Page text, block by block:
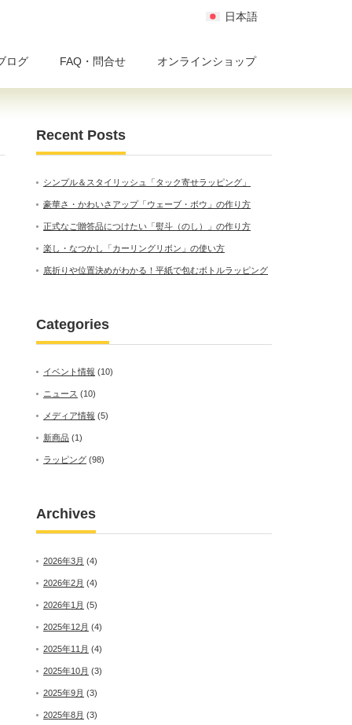
日本語
ログ FAQ・問合せ オンラインショップ
Recent Posts
シンプル＆スタイリッシュ「タック寄せラッピング」
豪華さ・かわいさアップ「ウェーブ・ボウ」の作り方
正式なご贈答品につけたい「熨斗（のし）」の作り方
楽し・なつかし「カーリングリボン」の使い方
底折りや位置決めがわかる！平紙で包むボトルラッピング
Categories
イベント情報 (10)
ニュース (10)
メディア情報 (5)
新商品 (1)
ラッピング (98)
Archives
2026年3月 (4)
2026年2月 (4)
2026年1月 (5)
2025年12月 (4)
2025年11月 (4)
2025年10月 (3)
2025年9月 (3)
2025年8月 (3)